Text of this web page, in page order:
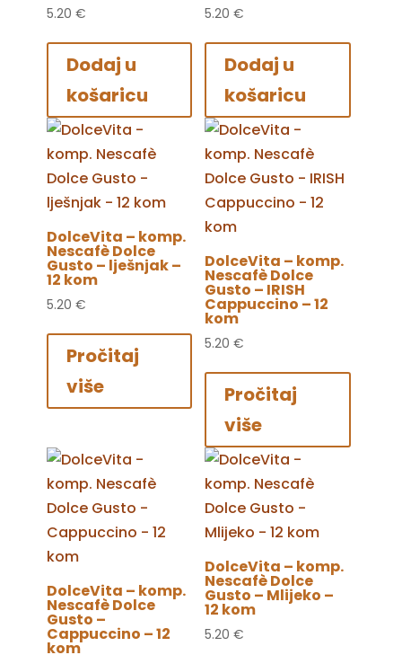
5.20 €
Dodaj u
košaricu
5.20€
Dodaj u
košaricu
DolceVita – komp.
Nescafè Dolce
Gusto – lješnjak –
12 kom
5.20 €
Pročitaj
više
DolceVita – komp.
Nescafè Dolce
Gusto – IRISH
Cappuccino – 12
kom
5.20€
Pročitaj
više
DolceVita – komp.
Nescafè Dolce
Gusto –
Cappuccino – 12
kom
DolceVita – komp.
Nescafè Dolce
Gusto – Mlijeko –
12 kom
5.20€